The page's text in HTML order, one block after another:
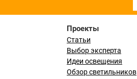
Проекты
Статьи
Выбор эксперта
Идеи освещения
Обзор светильников